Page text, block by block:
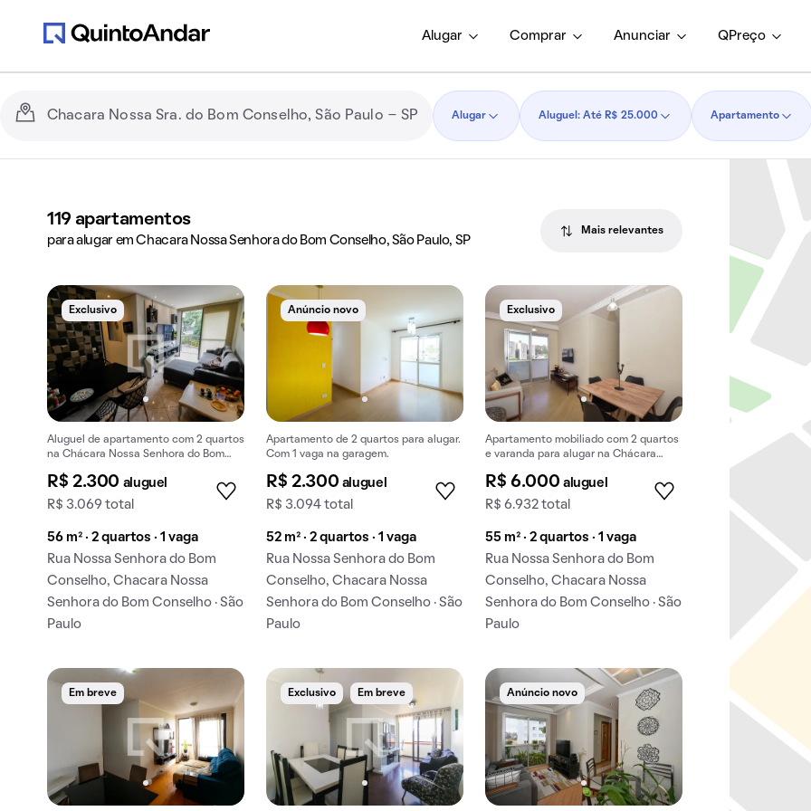
Alugar Comprar Anunciar QPreço
Alugar Aluguel: Até R$ 25.000 Apartamento
119 apartamentos
para alugar em Chacara Nossa Senhora do Bom Conselho, São Paulo, SP
Mais relevantes
Exclusivo
Aluguel de apartamento com 2 quartos
na Chácara Nossa Senhora do Bom
e academia.
R$ 2.300 aluguel
R$ 3.069 total
56 m² · 2 quartos · 1 vaga
Rua Nossa Senhora do Bom
Conselho, Chacara Nossa
Senhora do Bom Conselho · São
Paulo
Anúncio novo
Apartamento de 2 quartos para alugar.
Com 1 vaga na garagem.
R$ 2.300 aluguel
R$ 3.094 total
52 m² · 2 quartos · 1 vaga
Rua Nossa Senhora do Bom
Conselho, Chacara Nossa
Senhora do Bom Conselho · São
Paulo
Exclusivo
Apartamento mobiliado com 2 quartos
e varanda para alugar na Chácara
R$ 6.000 aluguel
R$ 6.932 total
55 m² · 2 quartos · 1 vaga
Rua Nossa Senhora do Bom
Conselho, Chacara Nossa
Senhora do Bom Conselho · São
Paulo
Em breve Exclusivo Em breve Anúncio novo